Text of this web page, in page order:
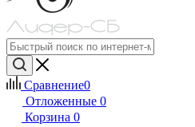
Сравнение0
Отложенные 0
Корзина 0